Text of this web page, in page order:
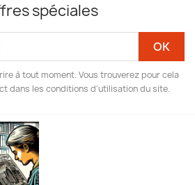
spéciales
à tout moment. Vous trouverez pour cela
dans les conditions d'utilisation du site.